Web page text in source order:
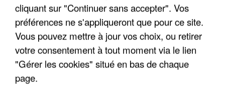
LES INTERVIEWS CHANTE
FRANCE
Voir plus
"JE SUIS À DISPOSITION DES
ENFOIRÉS"
cliquant sur "Continuer sans accepter". Vos
préférences ne s'appliqueront que pour ce site.
Vous pouvez mettre à jour vos choix, ou retirer
votre consentement à tout moment via le lien
"Gérer les cookies" situé en bas de chaque
page.